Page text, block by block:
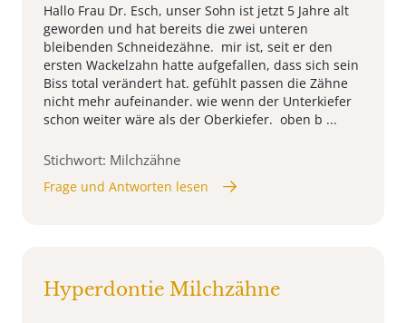
Hallo Frau Dr. Esch, unser Sohn ist jetzt 5 Jahre alt
geworden und hat bereits die zwei unteren
bleibenden Schneidezähne. mir ist, seit er den
ersten Wackelzahn hatte aufgefallen, dass sich sein
Biss total verändert hat. gefühlt passen die Zähne
nicht mehr aufeinander. wie wenn der Unterkiefer
schon weiter wäre als der Oberkiefer. oben b ...
Stichwort: Milchzähne
Frage und Antworten lesen
Hyperdontie Milchzähne